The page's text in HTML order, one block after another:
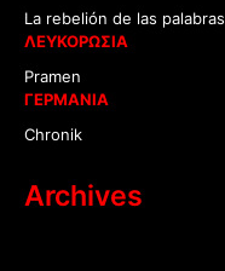
La rebelión de las palabras
ΛΕΥΚΟΡΩΣΙΑ
Pramen
ΓΕΡΜΑΝΙΑ
Chronik
Archives